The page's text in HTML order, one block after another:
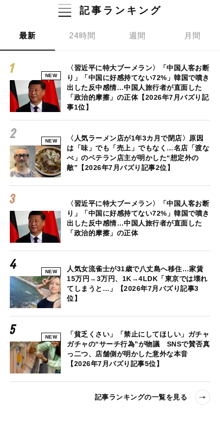
記事ランキング
最新 24時間 週間 月間
NEW
〈習近平に特大ブーメラン〉「中国人客お断
り」「中国に好感持てない72%」韓国で噴き
出した反中感情…中国人旅行者が直面した
「政治的摩擦」の正体【2026年7月バズり記
事1位】
NEW
〈人気ラーメン店が1年3カ月で閉店〉原因
は「味」でも「売上」でもなく…名店「渡な
べ」のベテラン店主が明かした“想定外の
敵”【2026年7月バズり記事2位】
〈習近平に特大ブーメラン〉「中国人客お断
り」「中国に好感持てない72%」韓国で噴き
出した反中感情…中国人旅行者が直面した
「政治的摩擦」の正体
NEW
人気女流雀士が31歳で八丈島へ移住…家賃
15万円→3万円、1K→4LDK「東京では壊れ
てしまうと…」【2026年7月バズり記事3
位】
NEW
「貧乏くさい」「禁止にしてほしい」ガチャ
ガチャの“サーチ行為”が物議 SNSで賛否真
っ二つ、店舗側が明かした意外な本音
【2026年7月バズり記事5位】
記事ランキングの一覧を見る